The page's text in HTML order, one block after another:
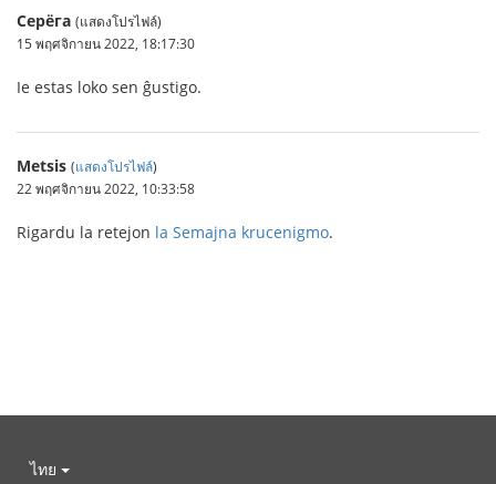
Серёга (แสดงโปรไฟล์)
15 พฤศจิกายน 2022, 18:17:30
Ie estas loko sen ĝustigo.
Metsis (แสดงโปรไฟล์)
22 พฤศจิกายน 2022, 10:33:58
Rigardu la retejon la Semajna krucenigmo.
ไทย